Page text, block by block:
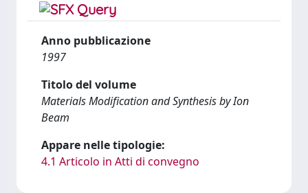
Anno pubblicazione
1997
Titolo del volume
Materials Modification and Synthesis by Ion
Beam
Appare nelle tipologie:
4.1 Articolo in Atti di convegno